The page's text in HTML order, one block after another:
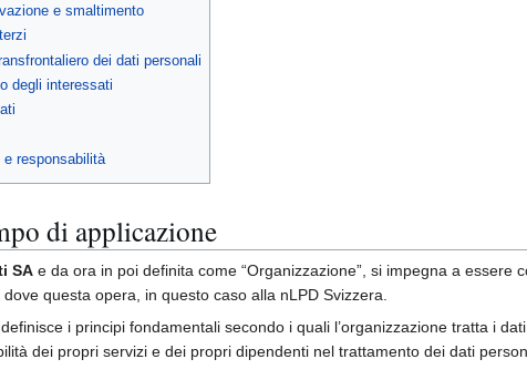
e smaltimento
dei dati personali
degli interessati
responsabilità
di applicazione
SA e da ora in poi definita come “Organizzazione”, si impegna a
questa opera, in questo caso alla nLPD Svizzera.
i principi fondamentali secondo i quali l’organizzazione tratta i
dei propri servizi e dei propri dipendenti nel trattamento dei dati